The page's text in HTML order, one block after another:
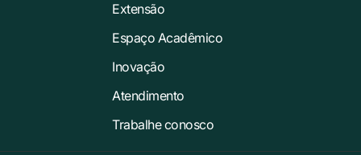
Extensão
Espaço Acadêmico
Inovação
Atendimento
Trabalhe conosco